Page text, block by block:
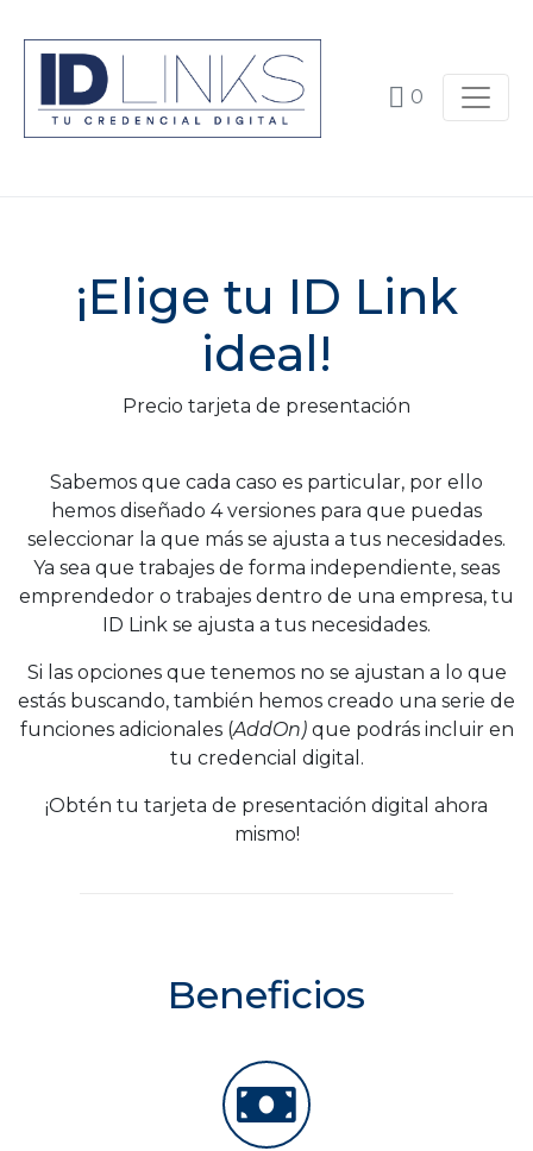
0
¡Elige tu ID Link
ideal!
Precio tarjeta de presentación
Sabemos que cada caso es particular, por ello
hemos diseñado 4 versiones para que puedas
seleccionar la que más se ajusta a tus necesidades.
Ya sea que trabajes de forma independiente, seas
emprendedor o trabajes dentro de una empresa, tu
ID Link se ajusta a tus necesidades.
Si las opciones que tenemos no se ajustan a lo que
estás buscando, también hemos creado una serie de
funciones adicionales (AddOn)que podrás incluir en
tu credencial digital.
¡Obtén tu tarjeta de presentación digital ahora
mismo!
Beneficios